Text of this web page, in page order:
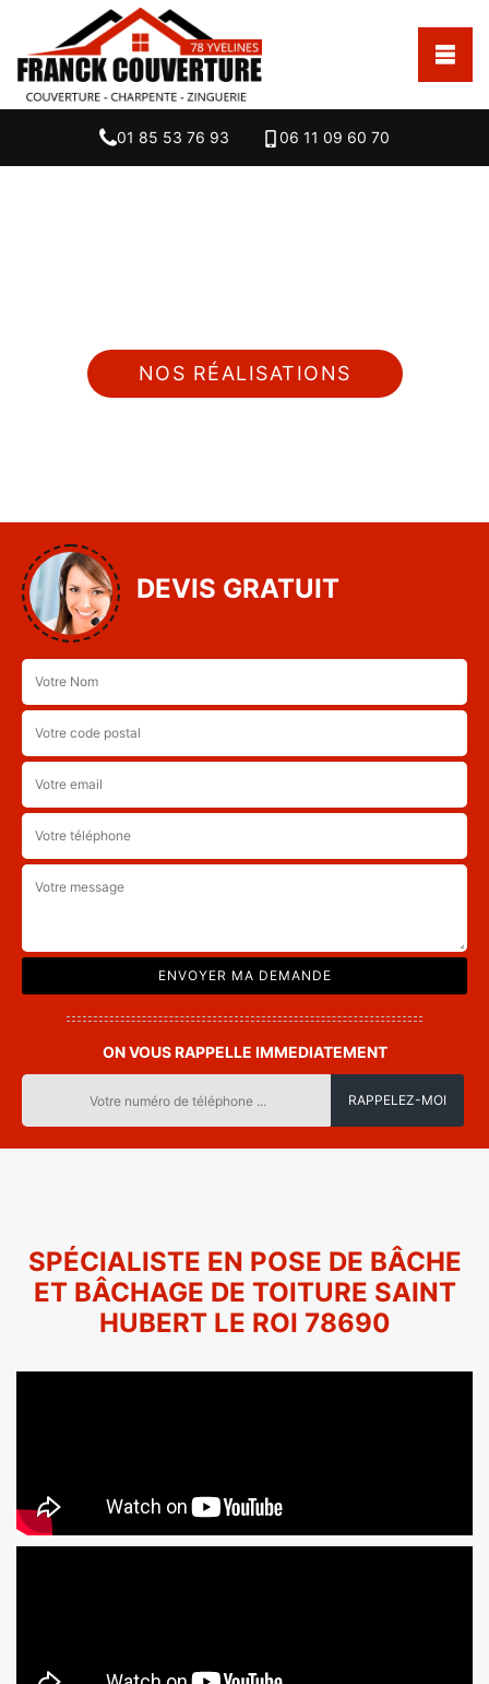
01 85 53 76 93 06 11 09 60 70
NOS RÉALISATIONS
DEVIS GRATUIT
ON VOUS RAPPELLE IMMEDIATEMENT
SPÉCIALISTE EN POSE DE BÂCHE
ET BÂCHAGE DE TOITURE SAINT
HUBERT LE ROI 78690